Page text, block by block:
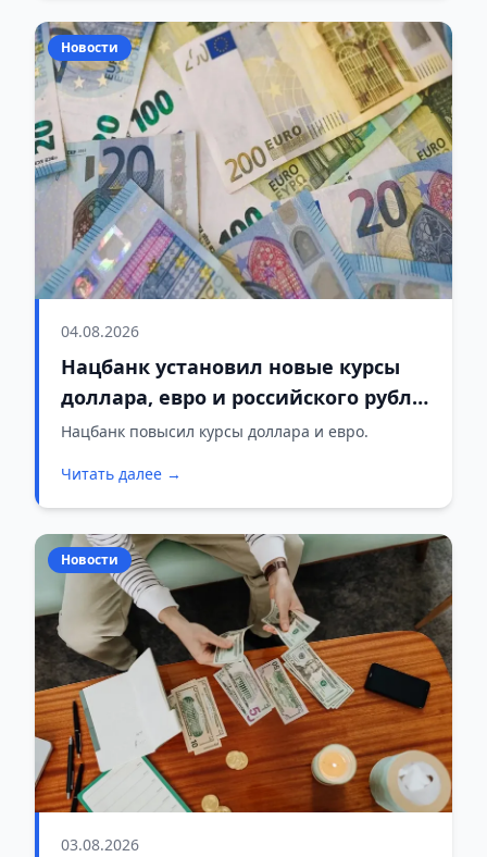
Новости
04.08.2026
Нацбанк установил новые курсы
доллара, евро и российского рубля
на 4 августа
Нацбанк повысил курсы доллара и евро.
Читать далее →
Новости
03.08.2026